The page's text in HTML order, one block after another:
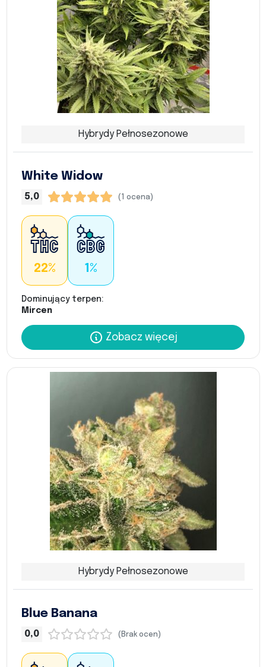
Hybrydy Pełnosezonowe
White Widow
5,0 (1 ocena)
22% 1%
Dominujący terpen:
Mircen
Zobacz więcej
Hybrydy Pełnosezonowe
Blue Banana
0,0 (Brak ocen)